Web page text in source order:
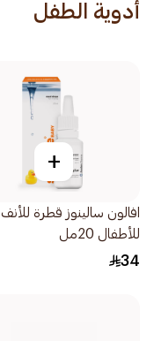
أدوية الطفل
+
افالون سالينوز قطرة للأنف
للأطفال 20مل
34